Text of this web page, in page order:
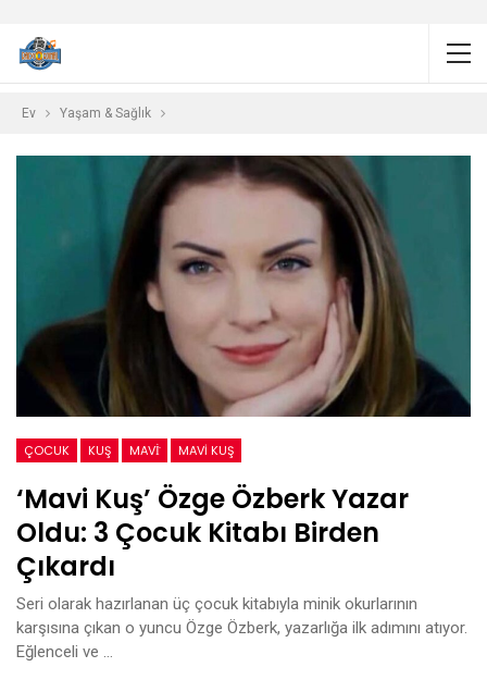
Ev Yaşam & Sağlık
ÇOCUK KUŞ MAVİ MAVI KUŞ
‘Mavi Kuş’ Özge Özberk Yazar
Oldu: 3 Çocuk Kitabı Birden
Çıkardı
Seri olarak hazırlanan üç çocuk kitabıyla minik okurlarının
karşısına çıkan o yuncu Özge Özberk, yazarlığa ilk adımını atıyor.
Eğlenceli ve …